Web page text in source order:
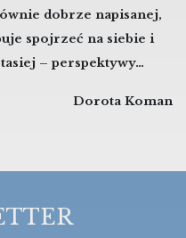
dobrze napisanej,
spojrzeć na siebie i
– perspektywy…
Dorota Koman